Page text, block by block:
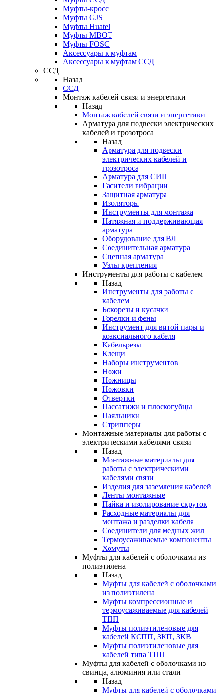
Муфты-кросс
Муфты GJS
Муфты Huatel
Муфты МВОТ
Муфты FOSC
Аксессуары к муфтам
Аксессуары к муфтам ССД
ССД
Назад
ССД
Монтаж кабелей связи и энергетики
Назад
Монтаж кабелей связи и энергетики
Арматура для подвески электрических
кабелей и грозотроса
Назад
Арматура для подвески
электрических кабелей и
грозотроса
Арматура для СИП
Гасители вибрации
Защитная арматура
Изоляторы
Инструменты для монтажа
Натяжная и поддерживающая
арматура
Оборудование для ВЛ
Соединительная арматура
Сцепная арматура
Узлы крепления
Инструменты для работы с кабелем
Назад
Инструменты для работы с
кабелем
Бокорезы и кусачки
Горелки и фены
Инструмент для витой пары и
коаксиального кабеля
Кабельрезы
Клещи
Наборы инструментов
Ножи
Ножницы
Ножовки
Отвертки
Пассатижи и плоскогубцы
Паяльники
Стрипперы
Монтажные материалы для работы с
электрическими кабелями связи
Назад
Монтажные материалы для
работы с электрическими
кабелями связи
Изделия для заземления кабелей
Ленты монтажные
Пайка и изолирование скруток
Расходные материалы для
монтажа и разделки кабеля
Соединители для медных жил
Термоусаживаемые компоненты
Хомуты
Муфты для кабелей с оболочками из
полиэтилена
Назад
Муфты для кабелей с оболочками
из полиэтилена
Муфты компрессионные и
термоусаживаемые для кабелей
ТПП
Муфты полиэтиленовые для
кабелей КСПП, ЗКП, ЗКВ
Муфты полиэтиленовые для
кабелей типа ТПП
Муфты для кабелей с оболочками из
свинца, алюминия или стали
Назад
Муфты для кабелей с оболочками